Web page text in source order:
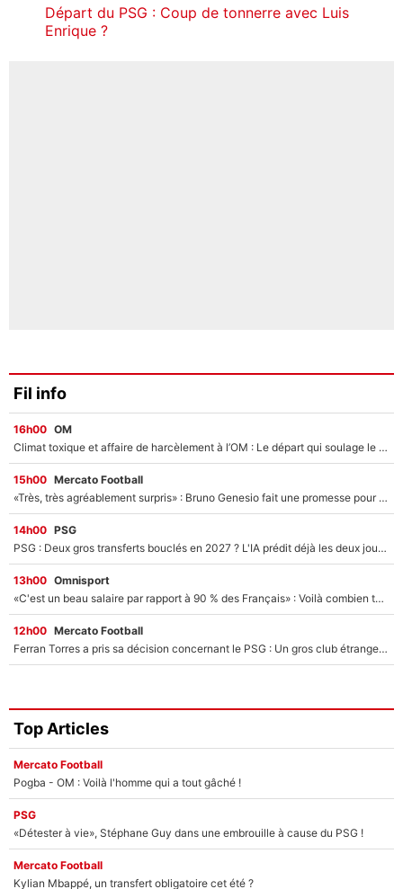
Départ du PSG : Coup de tonnerre avec Luis
Enrique ?
Fil info
16h00 OM
Climat toxique et affaire de harcèlement à l’OM : Le départ qui soulage le vestiaire de Bruno Genesio
15h00 Mercato Football
«Très, très agréablement surpris» : Bruno Genesio fait une promesse pour la suite du mercato de l’OM et rassure les supporters
14h00 PSG
PSG : Deux gros transferts bouclés en 2027 ? L'IA prédit déjà les deux joueurs qui pourraient rejoindre Luis Enrique !
13h00 Omnisport
«C'est un beau salaire par rapport à 90 % des Français» : Voilà combien touchait Nelson Monfort sur France Télévisions avant de rejoindre CNews
12h00 Mercato Football
Ferran Torres a pris sa décision concernant le PSG : Un gros club étranger prêt à relancer le feuilleton pour la signature du champion du monde 2026 !
Top Articles
Mercato Football
Pogba - OM : Voilà l'homme qui a tout gâché !
PSG
«Détester à vie», Stéphane Guy dans une embrouille à cause du PSG !
Mercato Football
Kylian Mbappé, un transfert obligatoire cet été ?